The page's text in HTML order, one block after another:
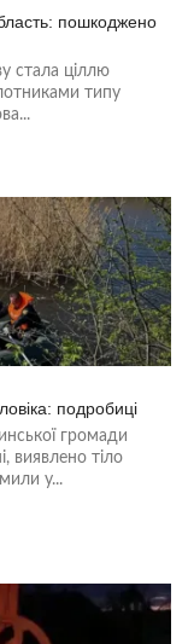
пошкоджено
стала ціллю
типу
подробиці
громади
виявлено тіло
у...